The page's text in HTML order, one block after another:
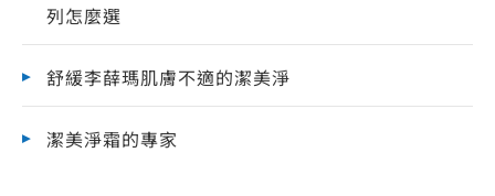
列怎麼選
舒緩李薛瑪肌膚不適的潔美淨
潔美淨霜的專家